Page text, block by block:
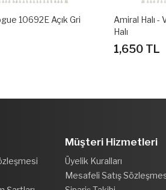
10502D Açık Gri
Amiral Halı -
1,650 TL
Müşteri Hizmetleri
Üyelik Kuralları
Mesafeli Satış